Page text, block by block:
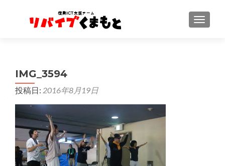
ナビゲ
IMG_3594
投稿日: 2016年8月19日